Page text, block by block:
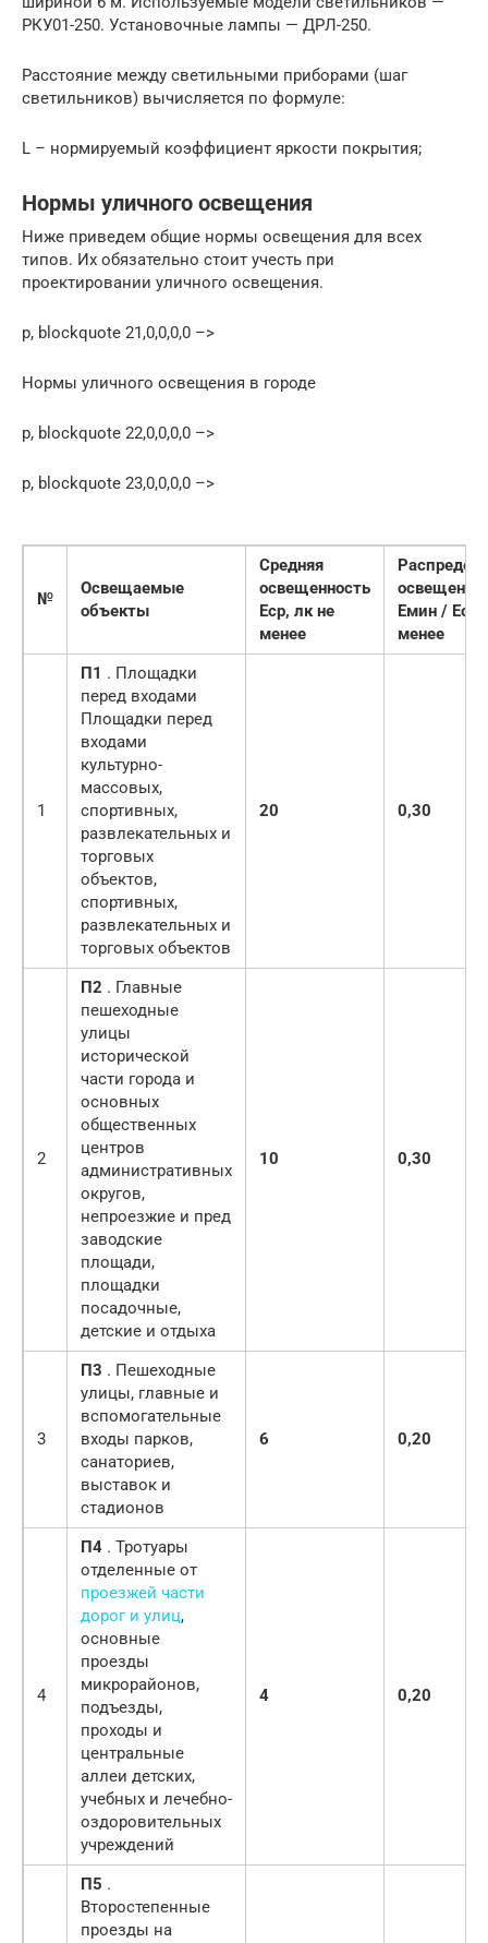
РКУ01-250. Установочные лампы — ДРЛ-250.
Расстояние между светильными приборами (шаг
светильников) вычисляется по формуле:
L – нормируемый коэффициент яркости покрытия;
Нормы уличного освещения
Ниже приведем общие нормы освещения для всех
типов. Их обязательно стоит учесть при
проектировании уличного освещения.
p, blockquote 21,0,0,0,0 –>
Нормы уличного освещения в городе
p, blockquote 22,0,0,0,0 –>
p, blockquote 23,0,0,0,0 –>
№
Освещаемые
объекты
Средняя
освещенность
Еср, лк не
менее
Емин / Еср
менее
1
П1 . Площадки
перед входами
Площадки перед
входами
культурно-
массовых,
спортивных,
развлекательных и
торговых
объектов,
спортивных,
развлекательных и
торговых объектов
20 0,30
2
П2 . Главные
пешеходные
улицы
исторической
части города и
основных
общественных
центров
административных
округов,
непроезжие и пред
заводские
площади,
площадки
посадочные,
детские и отдыха
10 0,30
3
П3 . Пешеходные
улицы, главные и
вспомогательные
входы парков,
санаториев,
выставок и
стадионов
6 0,20
4
П4 . Тротуары
отделенные от
проезжей части
дорог и улиц,
основные
проезды
микрорайонов,
подъезды,
проходы и
центральные
аллеи детских,
учебных и лечебно-
оздоровительных
учреждений
4 0,20
П5 .
Второстепенные
проезды на